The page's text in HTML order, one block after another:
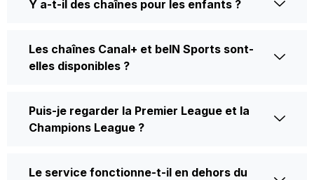
Y a-t-il des chaînes pour les enfants ?
Les chaînes Canal+ et beIN Sports sont-
elles disponibles ?
Puis-je regarder la Premier League et la
Champions League ?
Le service fonctionne-t-il en dehors du